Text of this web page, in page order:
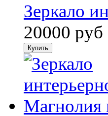
Зеркало
20000 руб